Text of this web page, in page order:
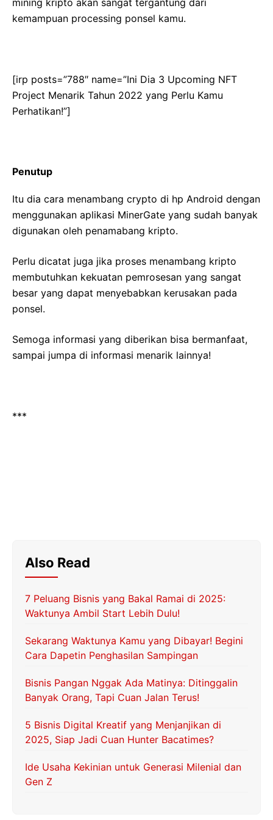
kemampuan processing ponsel kamu.
[irp posts=”788″ name=”Ini Dia 3 Upcoming NFT
Project Menarik Tahun 2022 yang Perlu Kamu
Perhatikan!”]
Penutup
Itu dia cara menambang crypto di hp Android dengan
menggunakan aplikasi MinerGate yang sudah banyak
digunakan oleh penamabang kripto.
Perlu dicatat juga jika proses menambang kripto
membutuhkan kekuatan pemrosesan yang sangat
besar yang dapat menyebabkan kerusakan pada
ponsel.
Semoga informasi yang diberikan bisa bermanfaat,
sampai jumpa di informasi menarik lainnya!
***
Also Read
7 Peluang Bisnis yang Bakal Ramai di 2025:
Waktunya Ambil Start Lebih Dulu!
Sekarang Waktunya Kamu yang Dibayar! Begini
Cara Dapetin Penghasilan Sampingan
Bisnis Pangan Nggak Ada Matinya: Ditinggalin
Banyak Orang, Tapi Cuan Jalan Terus!
5 Bisnis Digital Kreatif yang Menjanjikan di
2025, Siap Jadi Cuan Hunter Bacatimes?
Ide Usaha Kekinian untuk Generasi Milenial dan
Gen Z